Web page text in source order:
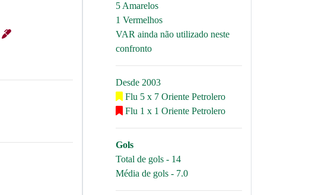
5 Amarelos
1 Vermelhos
VAR ainda não utilizado neste
confronto
Desde 2003
Flu 5 x 7 Oriente Petrolero
Flu 1 x 1 Oriente Petrolero
Gols
Total de gols - 14
Média de gols - 7.0